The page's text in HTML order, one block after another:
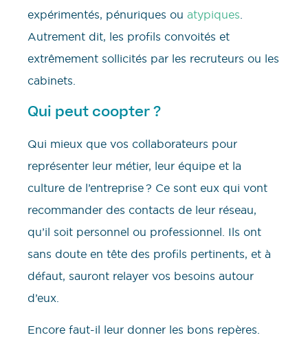
expérimentés, pénuriques ou atypiques
Autrement dit, les profils convoités et
extrêmement sollicités par les recruteurs ou les
cabinets.
Qui peut coopter ?
Qui mieux que vos collaborateurs pour
représenter leur métier, leur équipe et la
culture de l’entreprise ? Ce sont eux qui vont
recommander des contacts de leur réseau,
qu’il soit personnel ou professionnel. Ils ont
sans doute en tête des profils pertinents, et à
défaut, sauront relayer vos besoins autour
d’eux.
Encore faut-il leur donner les bons repères.